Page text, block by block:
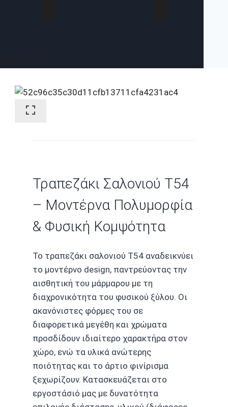
Τραπεζάκι Σαλονιού T54
– Μοντέρνα Πολυμορφία
& Φυσική Κομψότητα
Το τραπεζάκι σαλονιού T54 αναδεικνύει
το μοντέρνο design, παντρεύοντας την
αισθητική του μάρμαρου με τη
διαχρονικότητα του φυσικού ξύλου. Οι
ακανόνιστες φόρμες του σε
διαφορετικά μεγέθη και χρώματα
προσδίδουν ιδιαίτερο χαρακτήρα στον
χώρο, ενώ τα υλικά ανώτερης
ποιότητας και το άρτιο φινίρισμα
ξεχωρίζουν. Κατασκευάζεται στο
εργοστάσιό μας με δυνατότητα